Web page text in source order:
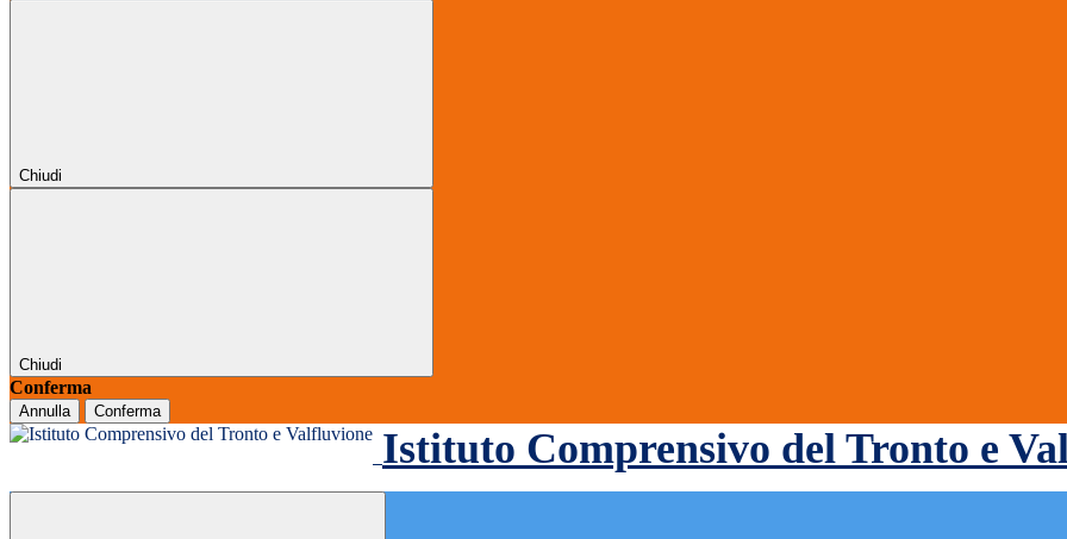
Chiudi
Chiudi
Conferma
Annulla Conferma
Istituto Comprensivo del Tronto e